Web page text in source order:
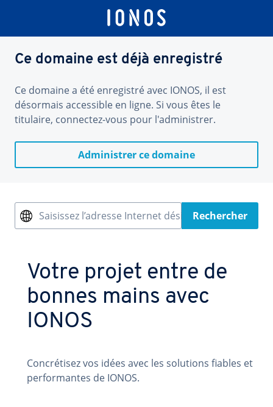
Ce domaine est déjà enregistré
Ce domaine a été enregistré avec IONOS, il est
désormais accessible en ligne. Si vous êtes le
titulaire, connectez-vous pour l'administrer.
Administrer ce domaine
Saisissez l’adresse Internet désiréeRechercher
Votre projet entre de
bonnes mains avec
IONOS
Concrétisez vos idées avec les solutions fiables et
performantes de IONOS.